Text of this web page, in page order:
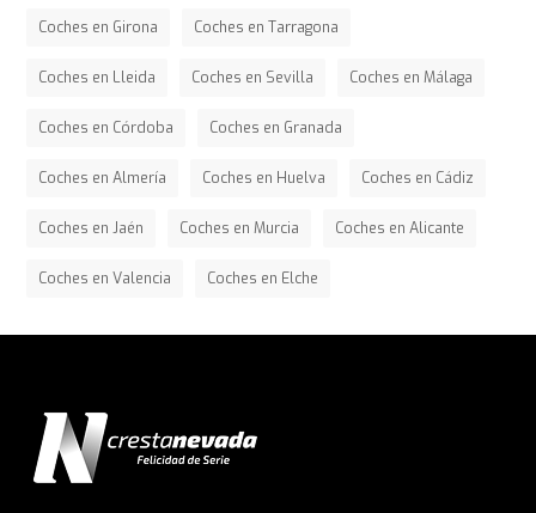
Coches en Girona Coches en Tarragona
Coches en Lleida Coches en Sevilla Coches en Málaga
Coches en Córdoba Coches en Granada
Coches en Almería Coches en Huelva Coches en Cádiz
Coches en Jaén Coches en Murcia Coches en Alicante
Coches en Valencia Coches en Elche